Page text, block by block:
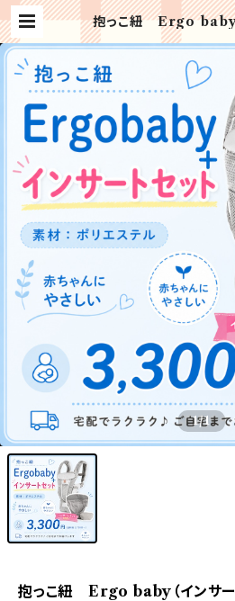
抱っこ紐 Ergo baby
セット）クリーニング |
1/1
抱っこ紐 Ergo baby（インサー